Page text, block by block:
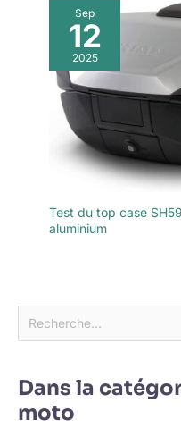
Sep
12
2025
Test du top case
aluminium
Dans la
moto